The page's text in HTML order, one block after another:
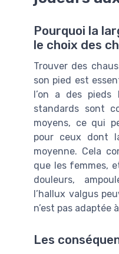
Pourquoi la
le choix des
Trouver des
son pied est
l’on a des pieds
standards sont
moyens, ce qui
pour ceux dont
moyenne. Cela
que les femmes,
douleurs,
l’hallux valgus
n’est pas adaptée
Les